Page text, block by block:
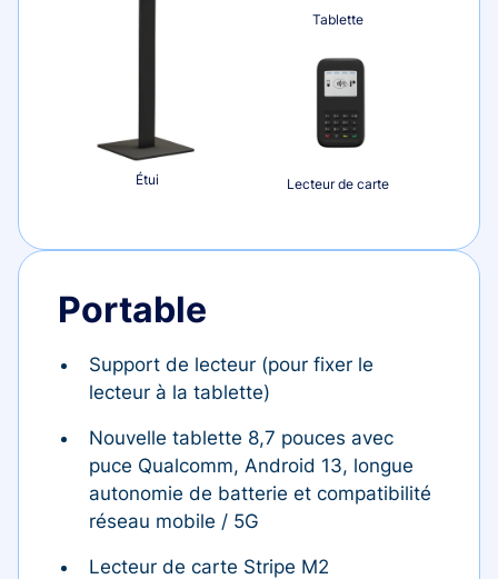
Étui
Tablette
Lecteur de carte
Portable
Support de lecteur (pour fixer le
lecteur à la tablette)
Nouvelle tablette 8,7 pouces avec
puce Qualcomm, Android 13, longue
autonomie de batterie et compatibilité
réseau mobile / 5G
Lecteur de carte Stripe M2